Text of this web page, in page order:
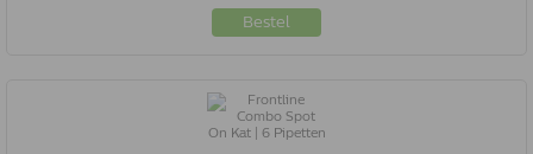
Bestel